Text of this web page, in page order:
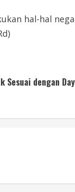
hal-hal
dengan